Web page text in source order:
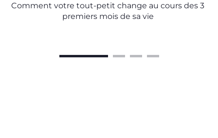
Comment votre tout-petit change au cours des 3
premiers mois de sa vie